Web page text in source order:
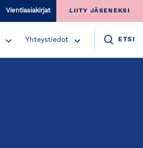
Vientiasiakirjat LIITY JÄSENEKSI
Yhteystiedot ETSI